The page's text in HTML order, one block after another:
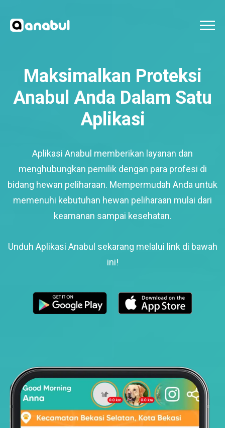
Maksimalkan Proteksi
Anabul Anda Dalam Satu
Aplikasi
Aplikasi Anabul memberikan layanan dan
menghubungkan pemilik dengan para profesi di
bidang hewan peliharaan. Mempermudah Anda untuk
memenuhi kebutuhan hewan peliharaan mulai dari
keamanan sampai kesehatan.
Unduh Aplikasi Anabul sekarang melalui link di bawah
ini!